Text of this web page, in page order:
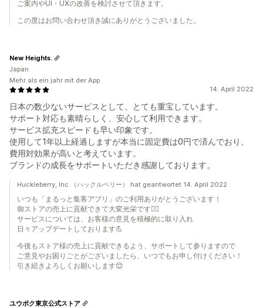
ご案内やUI・UXの改善を検討させて頂きます。
この度はお問い合わせ頂き誠にありがとうございました。
14. April 2022
日本の数少ないサービスとして、とても重宝しています。
サポート対応も素晴らしく、安心して利用できます。
サービス拡充スピードも早い印象です。
使用して1年以上経過しますが本当に固定費は0円で済んでおり、
費用対効果が高いと考えています。
ブランドの成長をサポートいただき感謝しております。
New Heights.
Japan
Mehr als ein jahr mit der App
Huckleberry, Inc.（ハックルベリー） hat geantwortet 14. April 2022
いつも「まるっと集客アプリ」のご利用ありがとうございます！
御ストアの売上に貢献できて大変光栄です🙇‍♀️
サービスについては、お客様の意見を積極的に取り入れ
日々アップデートしております💪
今後もストア様の売上に貢献できるよう、サポートして参りますので
ご意見やお困りごとがございましたら、いつでもお申し付けください！
引き続きよろしくお願いします😊
ユウボク東京公式ストア